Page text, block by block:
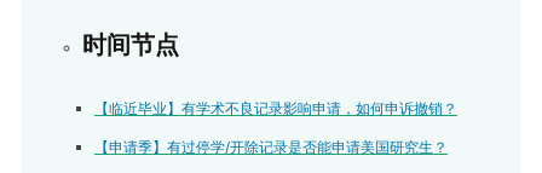
时间节点
【临近毕业】有学术不良记录影响申请，如何申诉撤销？
【申请季】有过停学/开除记录是否能申请美国研究生？